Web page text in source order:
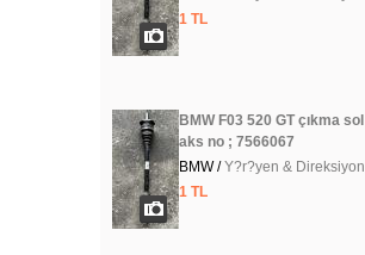
1 TL
BMW F03 520 GT çıkma
aks no ; 7566067
BMW /Y?r?yen & Direksiyon
1 TL